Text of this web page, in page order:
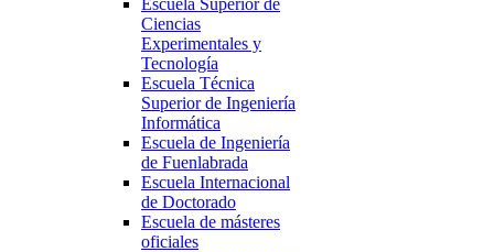
Escuela Superior de
Ciencias
Experimentales y
Tecnología
Escuela Técnica
Superior de Ingeniería
Informática
Escuela de Ingeniería
de Fuenlabrada
Escuela Internacional
de Doctorado
Escuela de másteres
oficiales